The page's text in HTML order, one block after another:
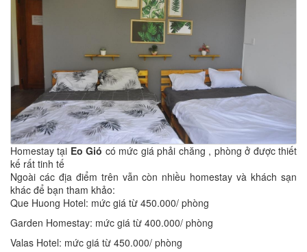
Homestay tại Eo Gió có mức giá phải chăng , phòng ở được thiết
kế rất tinh tế
Ngoài các địa điểm trên vẫn còn nhiều homestay và khách sạn
khác để bạn tham khảo:
Que Huong Hotel: mức giá từ 450.000/ phòng
Garden Homestay: mức giá từ 400.000/ phòng
Valas Hotel: mức giá từ 450.000/ phòng